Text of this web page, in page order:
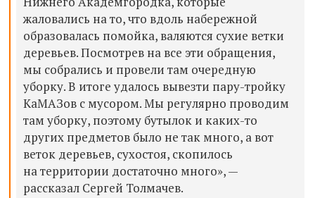
жаловались на то, что вдоль набережной
образовалась помойка, валяются сухие ветки
деревьев. Посмотрев на все эти обращения,
мы собрались и провели там очередную
уборку. В итоге удалось вывезти пару-тройку
КаМАЗов с мусором. Мы регулярно проводим
там уборку, поэтому бутылок и каких-то
других предметов было не так много, а вот
веток деревьев, сухостоя, скопилось
на территории достаточно много», —
рассказал Сергей Толмачев.